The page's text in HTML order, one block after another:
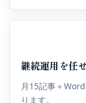
継続運用を任
月15記事＋
ります。